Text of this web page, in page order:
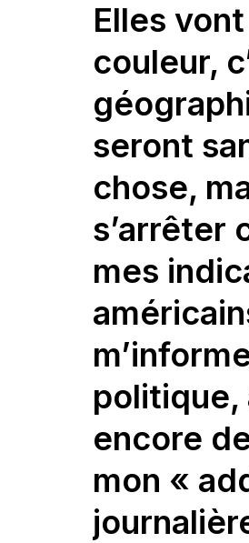
Elles
couleur,
seront
chose,
s’arrêter
mes
politique,
encore
mon «